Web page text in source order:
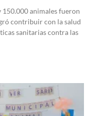
150.000 animales fueron
contribuir con la salud
sanitarias contra las